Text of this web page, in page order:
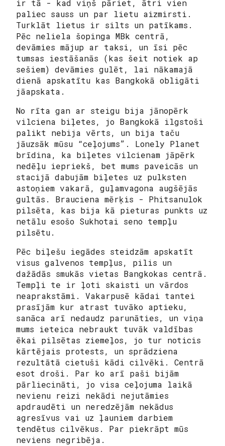
ir tā - kad viņš pāriet, ātri vien
paliec sauss un par lietu aizmirsti.
Turklāt lietus ir silts un patīkams.
Pēc neliela šopinga MBk centrā,
devāmies mājup ar taksi, un īsi pēc
tumsas iestāšanās (kas šeit notiek ap
sešiem) devāmies gulēt, lai nākamajā
dienā apskatītu kas Bangkokā obligāti
jāapskata.
No rīta gan ar steigu bija jānopērk
vilciena biļetes, jo Bangkokā ilgstoši
palikt nebija vērts, un bija taču
jāuzsāk mūsu “ceļojums”. Lonely Planet
brīdina, ka biļetes vilcienam jāpērk
nedēļu iepriekš, bet mums paveicās un
stacijā dabujām biļetes uz pulksten
astoņiem vakarā, guļamvagona augšējās
gultās. Brauciena mērķis - Phitsanulok
pilsēta, kas bija kā pieturas punkts uz
netālu esošo Sukhotai seno tempļu
pilsētu.
Pēc biļešu iegādes steidzām apskatīt
visus galvenos tempļus, pilis un
dažādās smukās vietas Bangkokas centrā.
Tempļi te ir ļoti skaisti un vārdos
neaprakstāmi. Vakarpusē kādai tantei
prasījām kur atrast tuvāko aptieku,
sanāca arī nedaudz parunāties, un viņa
mums ieteica nebraukt tuvāk valdības
ēkai pilsētas ziemeļos, jo tur noticis
kārtējais protests, un sprādziena
rezultātā cietuši kādi cilvēki. Centrā
esot droši. Par ko arī paši bijām
pārliecināti, jo visa ceļojuma laikā
nevienu reizi nekādi nejutāmies
apdraudēti un neredzējām nekādus
agresīvus vai uz ļauniem darbiem
tendētus cilvēkus. Par piekrāpt mūs
neviens negribēja.